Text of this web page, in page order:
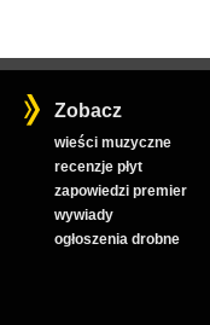
Zobacz
wieści muzyczne
recenzje płyt
zapowiedzi premier
wywiady
ogłoszenia drobne